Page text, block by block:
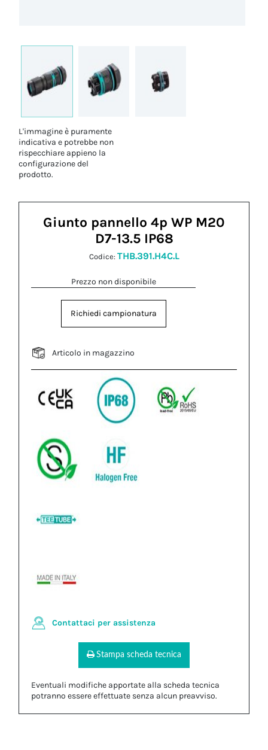
L'immagine è puramente
indicativa e potrebbe non
rispecchiare appieno la
configurazione del
prodotto.
Giunto pannello 4p WP M20
D7-13.5 IP68
Codice: THB.391.H4C.L
Prezzo non disponibile
Richiedi campionatura
Articolo in magazzino
Contattaci per assistenza
Stampa scheda tecnica
Eventuali modifiche apportate alla scheda tecnica
potranno essere effettuate senza alcun preavviso.